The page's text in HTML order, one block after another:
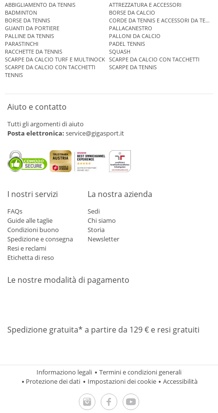
ABBIGLIAMENTO DA TENNIS
ATTREZZATURA E ACCESSORI
BADMINTON
BORSE DA CALCIO
BORSE DA TENNIS
CORDE DA TENNIS E ACCESSORI DA TENNIS
GUANTI DA PORTIERE
PALLACANESTRO
PALLINE DA TENNIS
PALLONI DA CALCIO
PARASTINCHI
PADEL TENNIS
RACCHETTE DA TENNIS
SQUASH
SCARPE DA CALCIO TURF E MULTINOCK SCARPE DA CALCIO CON TACCHETTI
SCARPE DA CALCIO CON TACCHETTI
SCARPE DA TENNIS
TENNIS
Aiuto e contatto
Tutti gli argomenti di aiuto
Posta elettronica: service@gigasport.it
I nostri servizi
FAQs
Guide alle taglie
Condizioni buono
Spedizione e consegna
Resi e reclami
Etichetta di reso
La nostra azienda
Sedi
Chi siamo
Storia
Newsletter
Le nostre modalità di pagamento
Spedizione gratuita* a partire da 129 € e resi gratuiti
Informaziono legali
Termini e condizioni generali
Protezione dei dati
Impostazioni dei cookie Accessibilità